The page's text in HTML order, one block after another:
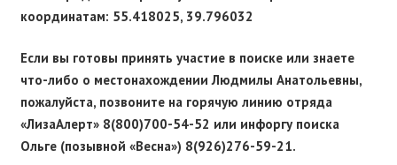
координатам: 55.418025, 39.796032
Если вы готовы принять участие в поиске или знаете
что-либо о местонахождении Людмилы Анатольевны,
пожалуйста, позвоните на горячую линию отряда
«ЛизаАлерт» 8(800)700-54-52 или инфоргу поиска
Ольге (позывной «Весна») 8(926)276-59-21.